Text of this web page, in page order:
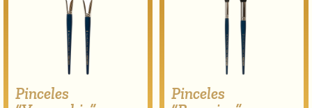
Pinceles
Pinceles